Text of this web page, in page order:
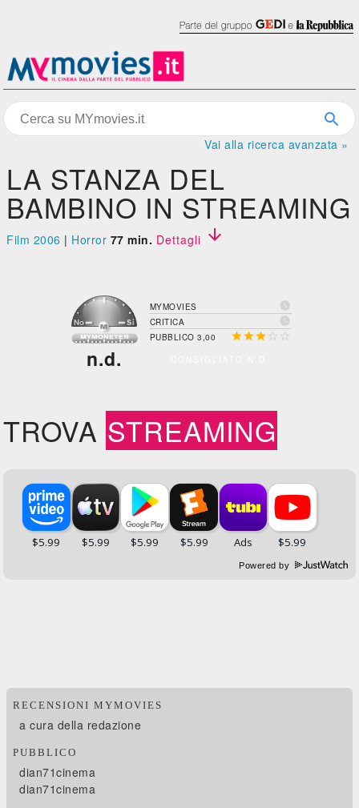
Vai alla ricerca avanzata »
LA STANZA DEL
BAMBINO IN STREAMING
Film 2006 | Horror 77 min. Dettagli 
n.d.
MYMOVIES 
CRITICA 
PUBBLICO 3,00   
TROVA STREAMING
Powered by
RECENSIONI MYMOVIES
a cura della redazione
PUBBLICO
dian71cinema
dian71cinema